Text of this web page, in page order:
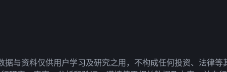
据与资料仅供用户学习及研究之用，不构成任何投资、法律